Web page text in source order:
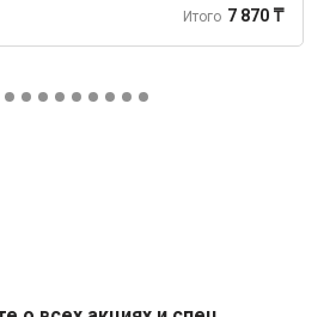
Итого 7 870 ₸